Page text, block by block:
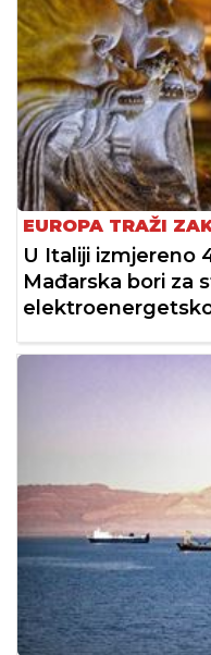
EUROPA TRAŽI
U Italiji izmjereno
Mađarska bori za